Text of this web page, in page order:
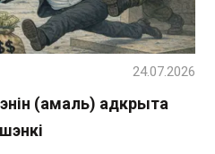
(амаль) адкрыта
24.07.2026